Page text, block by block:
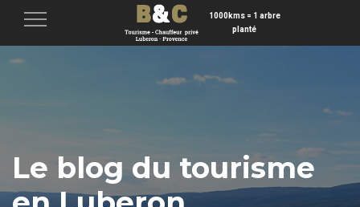
1000kms = 1 arbre
planté
Menu
Le blog du tourisme